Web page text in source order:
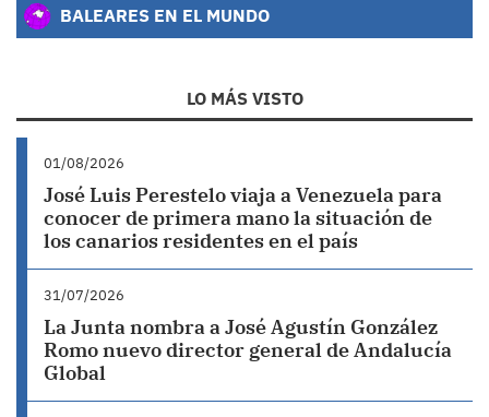
BALEARES EN EL MUNDO
LO MÁS VISTO
01/08/2026
José Luis Perestelo viaja a Venezuela para
conocer de primera mano la situación de
los canarios residentes en el país
31/07/2026
La Junta nombra a José Agustín González
Romo nuevo director general de Andalucía
Global